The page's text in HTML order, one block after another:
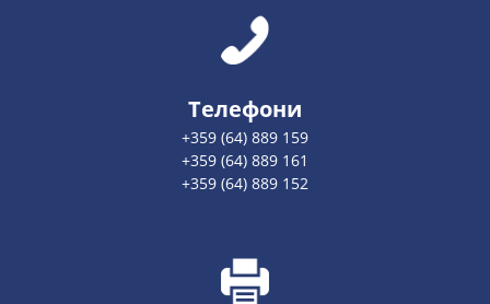
Телефони
+359 (64) 889 159
+359 (64) 889 161
+359 (64) 889 152